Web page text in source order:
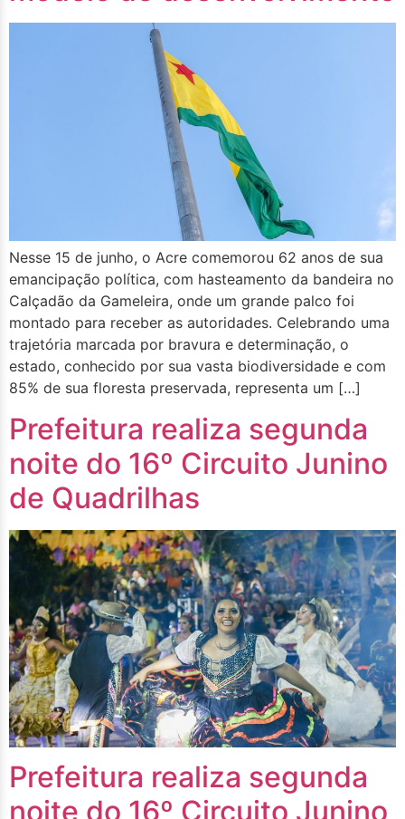
Nesse 15 de junho, o Acre comemorou 62 anos de sua
emancipação política, com hasteamento da bandeira no
Calçadão da Gameleira, onde um grande palco foi
montado para receber as autoridades. Celebrando uma
trajetória marcada por bravura e determinação, o
estado, conhecido por sua vasta biodiversidade e com
85% de sua floresta preservada, representa um […]
Prefeitura realiza segunda
noite do 16º Circuito Junino
de Quadrilhas
Prefeitura realiza segunda
noite do 16º Circuito Junino